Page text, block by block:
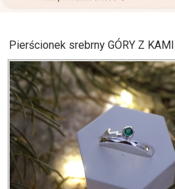
Pierścionek srebrny GÓRY Z